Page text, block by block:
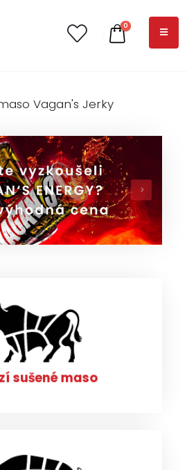
0
Vagan's Jerky
sušené maso
sušené maso
PROHLÉDNOUT